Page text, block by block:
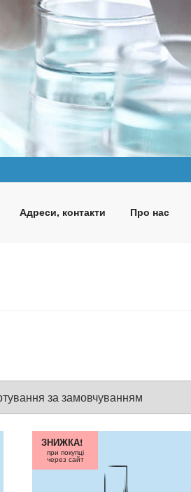
Адреси, контакти Про нас
ЗНИЖКА!
при покупці
через сайт